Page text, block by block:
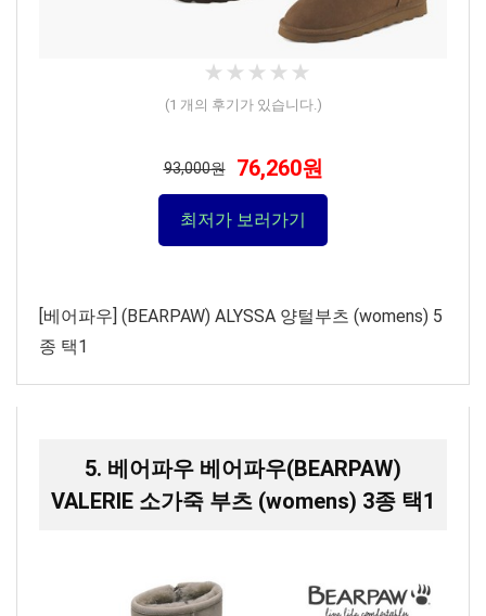
★ ★ ★ ★ ★
★ ★ ★ ★ ★
(1 개의 후기가 있습니다.)
93,000원 76,260원
최저가 보러가기
[베어파우] (BEARPAW) ALYSSA 양털부츠 (womens) 5
종 택1
5. 베어파우 베어파우(BEARPAW)
VALERIE 소가죽 부츠 (womens) 3종 택1